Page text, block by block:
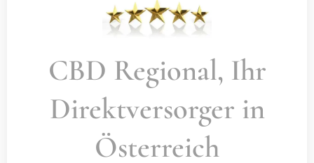
CBD Regional, Ihr
Direktversorger in
Österreich